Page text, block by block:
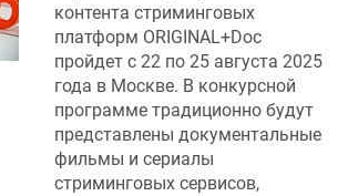
контента стриминговых
платформ ORIGINAL+Doc
пройдет с 22 по 25 августа 2025
года в Москве. В конкурсной
программе традиционно будут
представлены документальные
фильмы и сериалы
стриминговых сервисов,